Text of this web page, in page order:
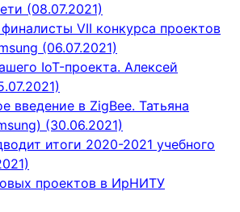
(08.07.2021)
VII конкурса проектов
(06.07.2021)
IoT-проекта. Алексей
введение в ZigBee. Татьяна
(30.06.2021)
итоги 2020-2021 учебного
проектов в ИрНИТУ